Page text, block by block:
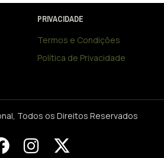
PRIVACIDADE
Termos e Condições
Política de Privacidade
Todos os Direitos Reservados